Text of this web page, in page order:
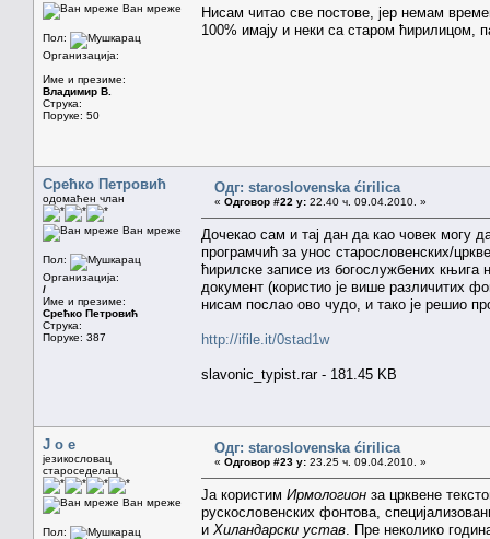
Ван мреже
Пол:
Организација:
Име и презиме:
Владимир В.
Струка:
Поруке: 50
Нисам читао све постове, јер немам
100% имају и неки са старом ћирилицом,
Срећко Петровић
одомаћен члан
Ван мреже
Пол:
Организација:
/
Име и презиме:
Срећко Петровић
Струка:
Поруке: 387
Одг: staroslovenska ćirilica
« Одговор #22 у: 22.40 ч. 09.04.2010. »
Дочекао сам и тај дан да као човек могу
програмчић за унос старословенских/
ћирилске записе из богослужбених
документ (користио је више различитих
нисам послао ово чудо, и тако је решио
http://ifile.it/0stad1w
slavonic_typist.rar - 181.45 KB
J o e
језикословац
староседелац
Ван мреже
Пол:
Одг: staroslovenska ćirilica
« Одговор #23 у: 23.25 ч. 09.04.2010. »
Ја користим Ирмологион за црквене
рускословенских фонтова,
и Хиландарски устав . Пре неколико